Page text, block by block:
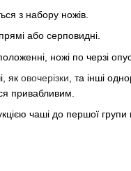
з набору ножів.
або серповидні.
ножі по черзі
як овочерізки , та інші
привабливим.
чаші до першої групи